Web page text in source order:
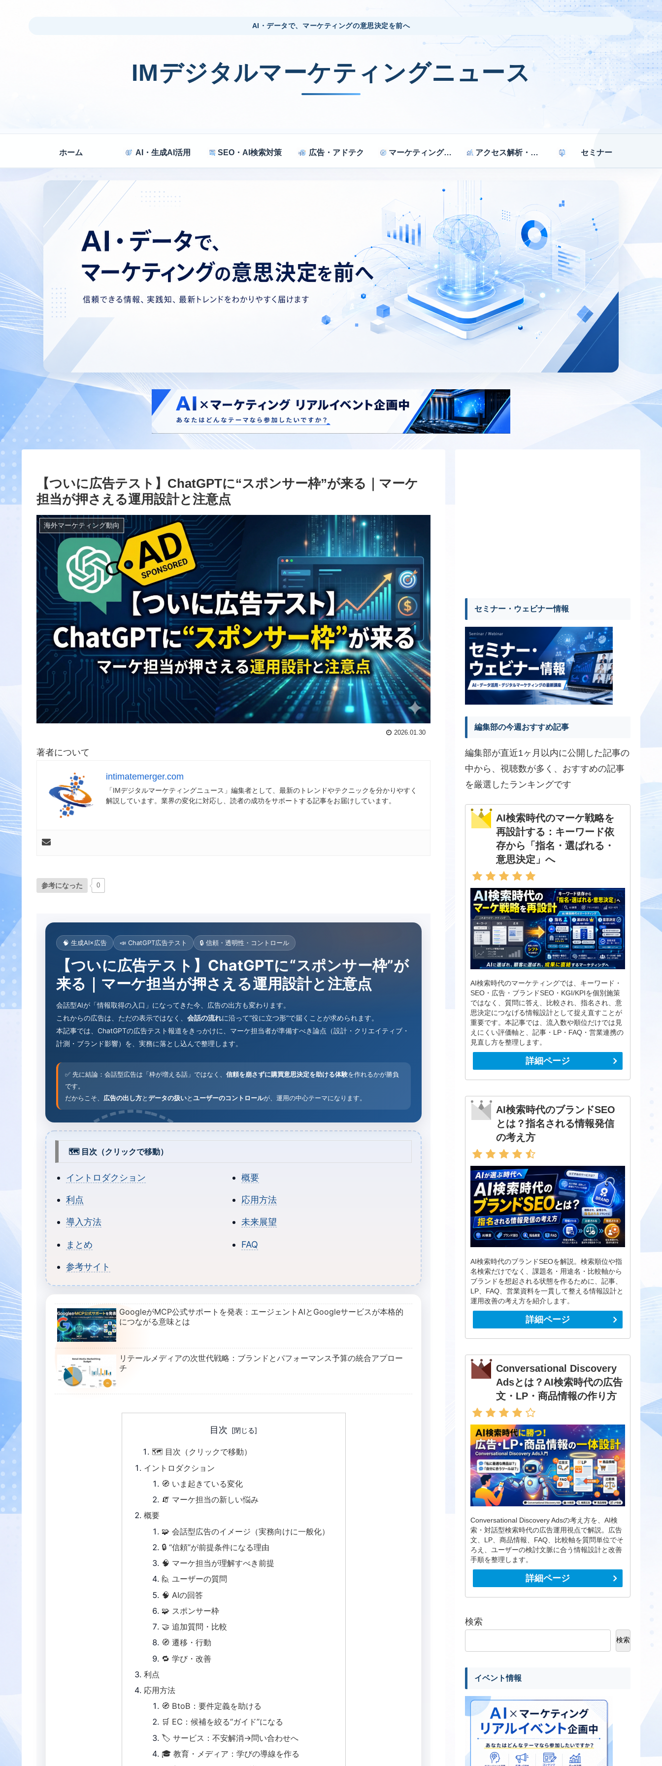
AI・データで、マーケティングの意思決定を前へ
IMデジタルマーケティングニュース
ホーム AI・生成AI活用 SEO・AI検索対策 広告・アドテク マーケティング戦略 アクセス解析・効果測定 セミナー
【ついに広告テスト】ChatGPTに“スポンサー枠”が来る｜マーケ
担当が押さえる運用設計と注意点
海外マーケティング動向
2026.01.30
著者について
intimatemerger.com
「IMデジタルマーケティングニュース」編集者として、最新のトレンドやテクニックを分かりやすく
解説しています。業界の変化に対応し、読者の成功をサポートする記事をお届けしています。
参考になった 0
🧠 生成AI×広告 📣 ChatGPT広告テスト 🔒 信頼・透明性・コントロール
【ついに広告テスト】ChatGPTに“スポンサー枠”が
来る｜マーケ担当が押さえる運用設計と注意点
会話型AIが「情報取得の入口」になってきた今、広告の出方も変わります。
これからの広告は、ただの表示ではなく、 会話の流れに沿って“役に立つ形”で届くことが求められます。
本記事では、ChatGPTの広告テスト報道をきっかけに、マーケ担当者が準備すべき論点（設計・クリエイティブ・
計測・ブランド影響）を、実務に落とし込んで整理します。
✅ 先に結論：会話型広告は「枠が増える話」ではなく、 信頼を崩さずに購買意思決定を助ける体験を作れるかが勝負
です。
だからこそ、 広告の出し方とデータの扱いとユーザーのコントロールが、運用の中心テーマになります。
🗺️ 目次（クリックで移動）
イントロダクション 概要
利点 応用方法
導入方法 未来展望
まとめ FAQ
参考サイト
GoogleがMCP公式サポートを発表：エージェントAIとGoogleサービスが本格的
につながる意味とは
リテールメディアの次世代戦略：ブランドとパフォーマンス予算の統合アプロー
チ
目次
🗺️ 目次（クリックで移動）
イントロダクション
🧭 いま起きている変化
🧯 マーケ担当の新しい悩み
概要
🧩 会話型広告のイメージ（実務向けに一般化）
🔒 “信頼”が前提条件になる理由
🧠 マーケ担当が理解すべき前提
🙋 ユーザーの質問
🧠 AIの回答
🧩 スポンサー枠
🤝 追加質問・比較
🧭 遷移・行動
🔁 学び・改善
利点
応用方法
🧭 BtoB：要件定義を助ける
🛒 EC：候補を絞る“ガイド”になる
🏷️ サービス：不安解消→問い合わせへ
🎓 教育・メディア：学びの導線を作る
セミナー・ウェビナー情報
編集部の今週おすすめ記事
編集部が直近1ヶ月以内に公開した記事の
中から、視聴数が多く、おすすめの記事
を厳選したランキングです
AI検索時代のマーケ戦略を
再設計する：キーワード依
存から「指名・選ばれる・
意思決定」へ
AI検索時代のマーケティングでは、キーワード・
SEO・広告・ブランドSEO・KGI/KPIを個別施策
ではなく、質問に答え、比較され、指名され、意
思決定につなげる情報設計として捉え直すことが
重要です。本記事では、流入数や順位だけでは見
えにくい評価軸と、記事・LP・FAQ・営業連携の
見直し方を整理します。
詳細ページ
AI検索時代のブランドSEO
とは？指名される情報発信
の考え方
AI検索時代のブランドSEOを解説。検索順位や指
名検索だけでなく、課題名・用途名・比較軸から
ブランドを想起される状態を作るために、記事、
LP、FAQ、営業資料を一貫して整える情報設計と
運用改善の考え方を紹介します。
詳細ページ
Conversational Discovery
Adsとは？AI検索時代の広告
文・LP・商品情報の作り方
Conversational Discovery Adsの考え方を、AI検
索・対話型検索時代の広告運用視点で解説。広告
文、LP、商品情報、FAQ、比較軸を質問単位でそ
ろえ、ユーザーの検討文脈に合う情報設計と改善
手順を整理します。
詳細ページ
検索
検索
イベント情報